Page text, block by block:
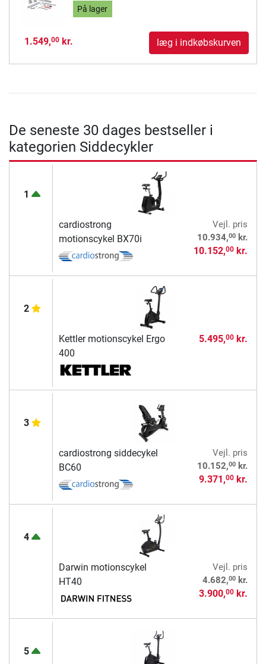
På lager
1.549,00kr. læg i indkøbskurven
De seneste 30 dages bestseller i
kategorien Siddecykler
1
cardiostrong
motionscykel BX70i
Vejl. pris
10.934,00kr.
10.152,00kr.
2
Kettler motionscykel Ergo
400
5.495,00kr.
3
cardiostrong siddecykel
BC60
Vejl. pris
10.152,00kr.
9.371,00kr.
4
Darwin motionscykel
HT40
Vejl. pris
4.682,00kr.
3.900,00kr.
5